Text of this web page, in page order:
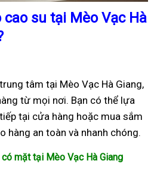
su tại Mèo Vạc Hà
tâm tại Mèo Vạc Hà Giang,
từ mọi nơi. Bạn có thể lựa
tại cửa hàng hoặc mua sắm
hàng an toàn và nhanh chóng.
mặt tại Mèo Vạc Hà Giang